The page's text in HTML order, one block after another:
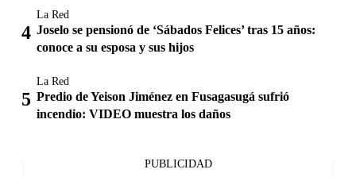
La Red
Joselo se pensionó de ‘Sábados Felices’ tras 15 años:
conoce a su esposa y sus hijos
La Red
Predio de Yeison Jiménez en Fusagasugá sufrió
incendio: VIDEO muestra los daños
PUBLICIDAD